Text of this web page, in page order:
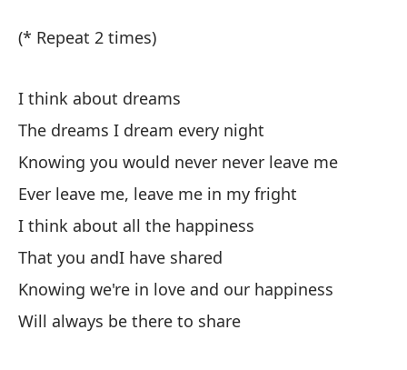
(* Repeat 2 times)
I think about dreams
The dreams I dream every night
Knowing you would never never leave me
Ever leave me, leave me in my fright
I think about all the happiness
That you andI have shared
Knowing we're in love and our happiness
Will always be there to share